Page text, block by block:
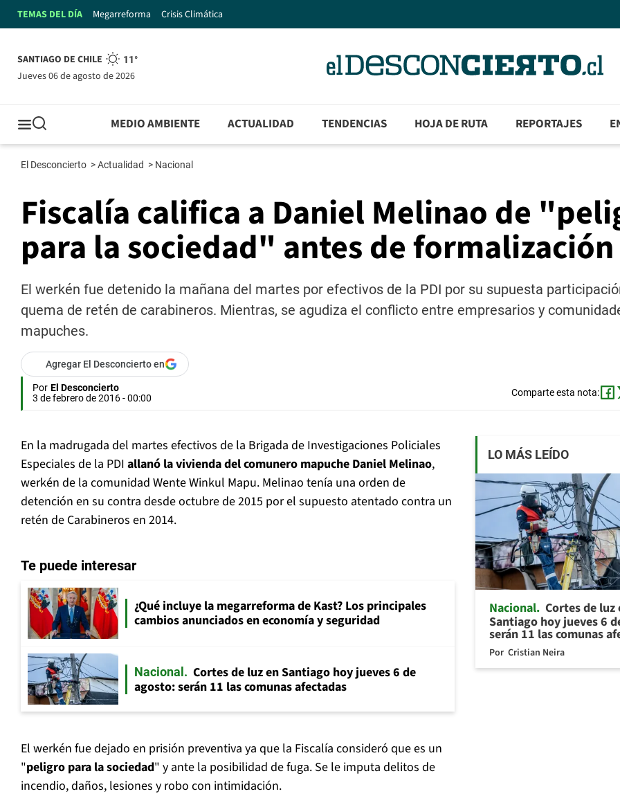
TEMAS DEL DÍA Megarreforma Crisis Climática
SANTIAGO DE CHILE 11°
jueves 06 de agosto de 2026
MEDIO AMBIENTE ACTUALIDAD TENDENCIAS HOJA DE RUTA REPORTAJES
El Desconcierto >Actualidad > Nacional
Fiscalía califica a Daniel Melinao de
para la sociedad" antes de formalización
El werkén fue detenido la mañana del martes por efectivos de la PDI por su supuesta
quema de retén de carabineros. Mientras, se agudiza el conflicto entre empresarios y
mapuches.
Agregar El Desconcierto en
Por El Desconcierto
3 de febrero de 2016 - 00:00
Comparte esta nota:
En la madrugada del martes efectivos de la Brigada de Investigaciones Policiales
Especiales de la PDI allanó la vivienda del comunero mapuche Daniel Melinao,
werkén de la comunidad Wente Winkul Mapu. Melinao tenía una orden de
detención en su contra desde octubre de 2015 por el supuesto atentado contra un
retén de Carabineros en 2014.
Te puede interesar
¿Qué incluye la megarreforma de Kast? Los principales
cambios anunciados en economía y seguridad
Nacional
Cortes de luz en Santiago hoy jueves 6 de
agosto: serán 11 las comunas afectadas
El werkén fue dejado en prisión preventiva ya que la Fiscalía consideró que es un
"peligro para la sociedad" y ante la posibilidad de fuga. Se le imputa delitos de
incendio, daños, lesiones y robo con intimidación.
LO MÁS LEÍDO
Nacional Cortes de luz
Santiago hoy jueves 6
serán 11 las comunas
Por Cristian Neira